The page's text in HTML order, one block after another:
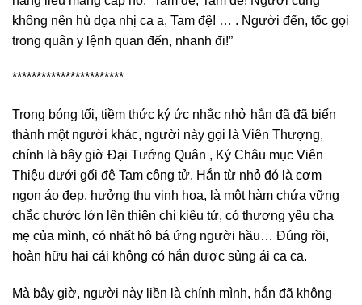
không nên hù dọa nhị ca a, Tam đệ! … . Người đến, tốc gọi
trong quân y lệnh quan đến, nhanh đi!”
***********************
Trong bóng tối, tiềm thức ký ức nhắc nhở hắn đã đã biến
thành một người khác, người này gọi là Viên Thượng,
chính là bây giờ Đại Tướng Quân , Ký Châu mục Viên
Thiệu dưới gối đệ Tam công tử. Hắn từ nhỏ đó là cơm
ngon áo đẹp, hưởng thụ vinh hoa, là một hàm chứa vững
chắc chước lớn lên thiên chi kiêu tử, có thương yêu cha
mẹ của mình, có nhất hô bá ứng người hầu… Đúng rồi,
hoàn hữu hai cái không có hắn được sủng ái ca ca.
Mà bây giờ, người này liền là chính mình, hắn đã không